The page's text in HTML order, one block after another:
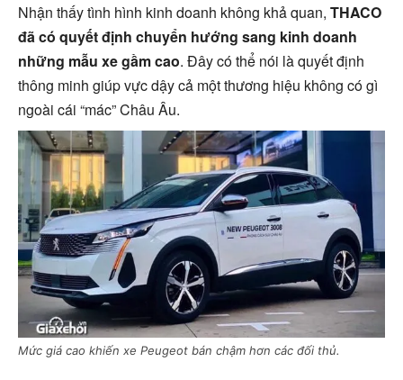
Nhận thấy tình hình kinh doanh không khả quan, THACO
đã có quyết định chuyển hướng sang kinh doanh
những mẫu xe gầm cao. Đây có thể nói là quyết định
thông minh giúp vực dậy cả một thương hiệu không có gì
ngoài cái “mác” Châu Âu.
Mức giá cao khiến xe Peugeot bán chậm hơn các đối thủ.